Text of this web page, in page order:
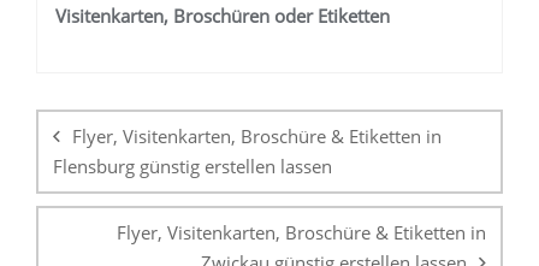
Visitenkarten, Broschüren oder Etiketten
Flyer, Visitenkarten, Broschüre & Etiketten in
Flensburg günstig erstellen lassen
Flyer, Visitenkarten, Broschüre & Etiketten in